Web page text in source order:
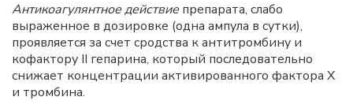
Антикоагулянтное действие препарата, слабо
выраженное в дозировке (одна ампула в сутки),
проявляется за счет сродства к антитромбину и
кофактору II гепарина, который последовательно
снижает концентрации активированного фактора X
и тромбина.